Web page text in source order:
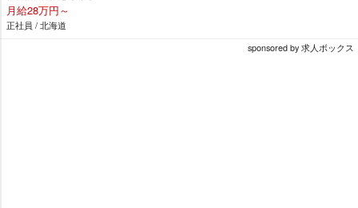
月給28万円～
正社員 / 北海道
sponsored by 求人ボックス